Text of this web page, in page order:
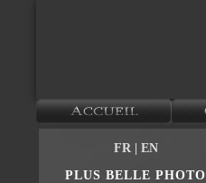
FR
| EN
PLUS BELLE PHOTO